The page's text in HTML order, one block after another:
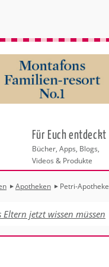
Berlin
Hilfe & Beratung
& Gesundheit
& Dienstleistungen
Für Euch entdeckt
Bücher, Apps, Blogs,
Videos & Produkte
Apotheken Petri-Apotheke
jetzt wissen müssen